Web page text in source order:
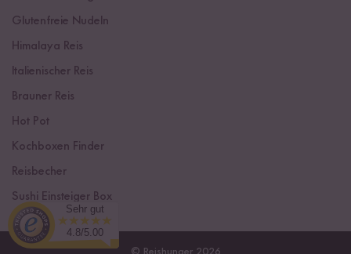
Glutenfreie Nudeln
Himalaya Reis
Italienischer Reis
Brauner Reis
Hot Pot
Kochboxen Finder
Reisbecher
Sushi Einsteiger Box
© Reishunger 2026
Sehr gut
4.8/5.00